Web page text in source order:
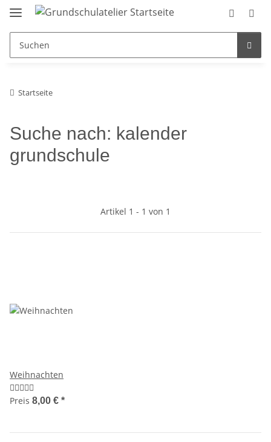
Startseite
Suche nach: kalender
grundschule
Artikel 1 - 1 von 1
Weihnachten
Preis 8,00 € *